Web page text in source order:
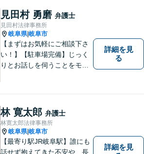
決への第一歩です。小さな問
題から大きな問題まで、お気
軽にご相談ください。
見田村 勇磨 弁護士
見田村法律事務所
岐阜県|岐阜市
【まずはお気軽にご相談下さ
い！】【駐車場完備】じっく
りとお話しを伺うことをモッ
詳細を見
る
林 寛太郎 弁護士
林寛太郎法律事務所
岐阜県|岐阜市
【最寄り駅JR岐阜駅】誰にも
話せず抱えてきた不安や、長
詳細を見